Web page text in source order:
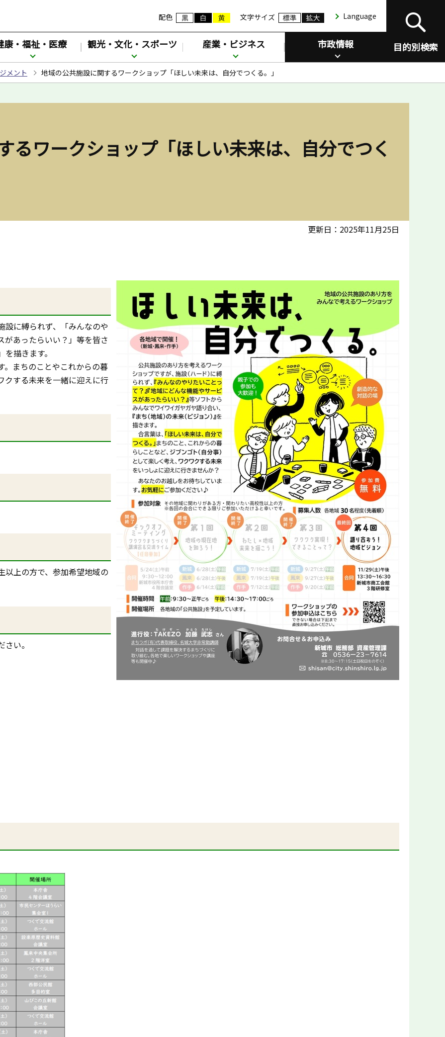
配色 文字サイズ Language
目的別検索
康・福祉・医療 観光・文化・スポーツ 産業・ビジネス 市政情報
メント 地域の公共施設に関するワークショップ「ほしい未来は、自分でつくる。」
るワークショップ「ほしい未来は、自分でつく
更新日：2025年11月25日
設に縛られず、「みんなのや
があったらいい？」等を皆さ
描きます。
。まちのことやこれからの暮
クする未来を一緒に迎えに行
以上の方で、参加希望地域の
い。